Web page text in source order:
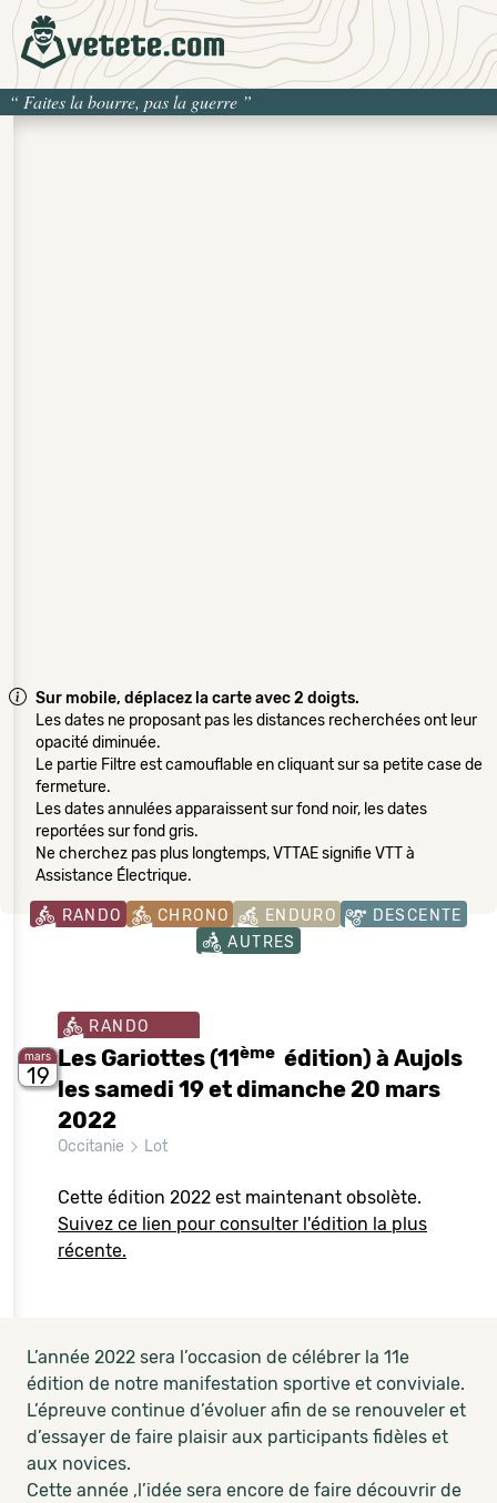
“ Faites la bourre, pas la guerre ”
Sur mobile, déplacez la carte avec 2 doigts.
Les dates ne proposant pas les distances recherchées ont leur
opacité diminuée.
Le partie Filtre est camouflable en cliquant sur sa petite case de
fermeture.
Les dates annulées apparaissent sur fond noir, les dates
reportées sur fond gris.
Ne cherchez pas plus longtemps, VTTAE signifie VTT à
Assistance Électrique.
RANDO CHRONO ENDURO
DESCENTE
AUTRES
mars
19
RANDO
Les Gariottes (11ème édition) à Aujols
les samedi 19 et dimanche 20 mars
2022
Occitanie Lot
Cette édition 2022 est maintenant obsolète.
Suivez ce lien pour consulter l'édition la plus
récente.
L’année 2022 sera l’occasion de célébrer la 11e
édition de notre manifestation sportive et conviviale.
L’épreuve continue d’évoluer afin de se renouveler et
d’essayer de faire plaisir aux participants fidèles et
aux novices.
Cette année ,l’idée sera encore de faire découvrir de